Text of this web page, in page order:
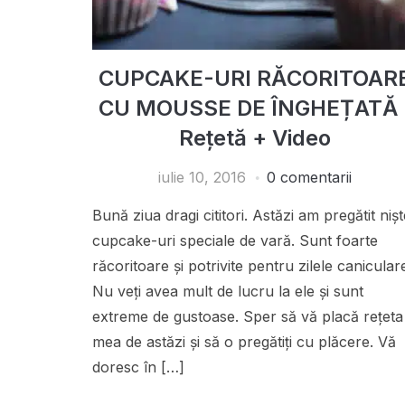
CUPCAKE-URI
CU MOUSSE DE ÎNGHEȚATĂ |
Rețetă + Video
iulie 10, 2016 0 comentarii
Bună ziua dragi cititori. Astăzi am pregătit
cupcake-uri speciale de vară. Sunt foarte
răcoritoare și potrivite pentru zilele
Nu veți avea mult de lucru la ele și sunt
extreme de gustoase. Sper să vă placă rețeta
mea de astăzi și să o pregătiți cu plăcere. Vă
doresc în […]